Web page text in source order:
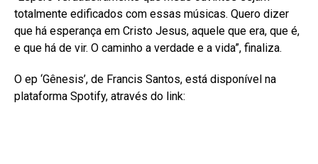
totalmente edificados com essas músicas. Quero dizer
que há esperança em Cristo Jesus, aquele que era, que é,
e que há de vir. O caminho a verdade e a vida”, finaliza.
O ep ‘Gênesis’, de Francis Santos, está disponível na
plataforma Spotify, através do link: